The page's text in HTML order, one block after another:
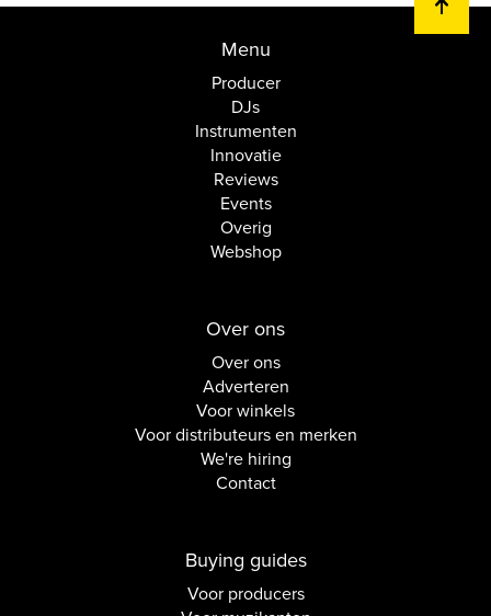
Menu
Producer
DJs
Instrumenten
Innovatie
Reviews
Events
Overig
Webshop
Over ons
Over ons
Adverteren
Voor winkels
Voor distributeurs en merken
We're hiring
Contact
Buying guides
Voor producers